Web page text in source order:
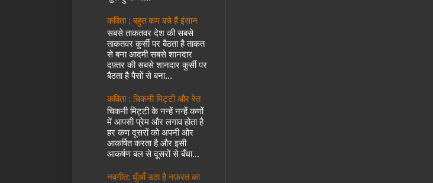
कविता : बहुत कम बचे हैं इंसान
सबसे ताकतवर देश की सबसे
ताकतवर कुर्सी पर बैठता है ताकत
से बना आदमी सबसे शानदार
दफ़्तर की सबसे शानदार कुर्सी पर
बैठता है पैसों से बना...
कविता : चिकनी मिट्टी और रेत
चिकनी मिट्टी के नन्हें नन्हें कणों
में आपसी प्रेम और लगाव होता है
हर कण दूसरों को अपनी ओर
आकर्षित करता है और इसी
आकर्षण बल से दूसरों से बँधा...
नवगीत: धुँआँ उठा है नफ़रत का